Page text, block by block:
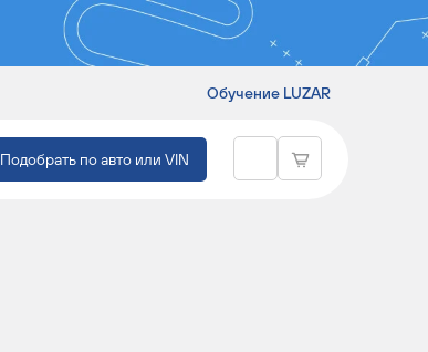
Обучение LUZAR
Подобрать по авто или VIN